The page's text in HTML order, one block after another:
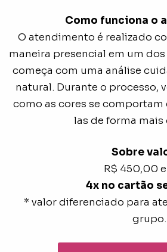
Como funciona o
O atendimento é realizado
maneira presencial em um
começa com uma análise
natural. Durante o processo,
como as cores se
las de forma mais
Sobre
R$ 450,00
4x no cartão
* valor diferenciado para
grupo.